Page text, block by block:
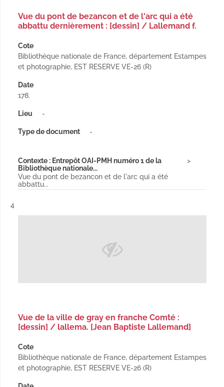
Vue du pont de bezancon et de l'arc qui a été
abbattu dernièrement : [dessin] / Lallemand f.
Cote
Bibliothèque nationale de France, département Estampes
et photographie, EST RESERVE VE-26 (R)
Date
178.
Lieu -
Type de document -
Contexte : Entrepôt OAI-PMH numéro 1 de la
Bibliothèque nationale...
Vue du pont de bezancon et de l'arc qui a été
abbattu...
Résultat n°
4
Vue de la ville de gray en franche Comté :
[dessin] / lallema. [Jean Baptiste Lallemand]
Cote
Bibliothèque nationale de France, département Estampes
et photographie, EST RESERVE VE-26 (R)